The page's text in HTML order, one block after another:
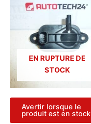
EN RUPTURE DE
STOCK
Avertir lorsque le
produit est en stock